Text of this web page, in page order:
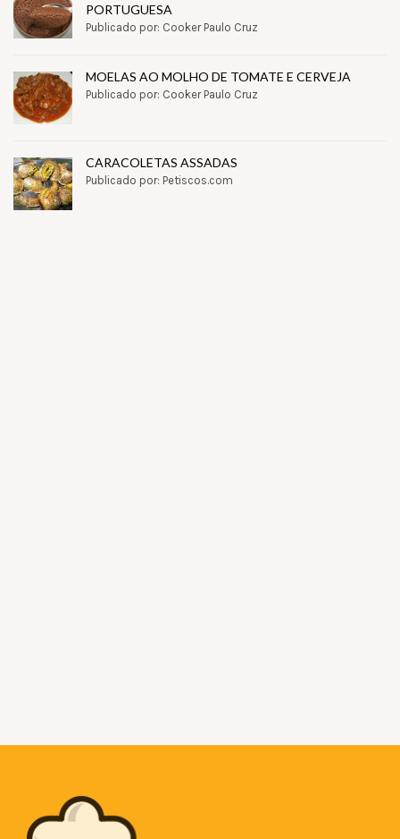
PORTUGUESA
Publicado por: Cooker Paulo Cruz
MOELAS AO MOLHO DE TOMATE E CERVEJA
Publicado por: Cooker Paulo Cruz
CARACOLETAS ASSADAS
Publicado por: Petiscos.com